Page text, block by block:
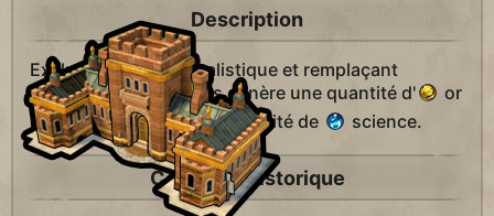
Description
Exclusif à l'Ordre cabalistique et remplaçant
l'université, ce campus génère une quantité d'
or
égale à son bonus de proximité de
science.
Contexte Historique